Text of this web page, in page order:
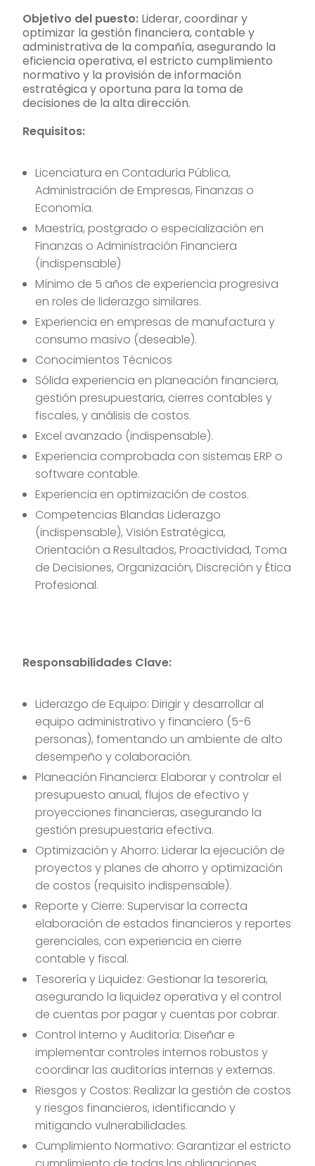
Objetivo del puesto: Liderar, coordinar y
optimizar la gestión financiera, contable y
administrativa de la compañía, asegurando la
eficiencia operativa, el estricto cumplimiento
normativo y la provisión de información
estratégica y oportuna para la toma de
decisiones de la alta dirección.
Requisitos:
Licenciatura en Contaduría Pública,
Administración de Empresas, Finanzas o
Economía.
Maestría, postgrado o especialización en
Finanzas o Administración Financiera
(indispensable)
Mínimo de 5 años de experiencia progresiva
en roles de liderazgo similares.
Experiencia en empresas de manufactura y
consumo masivo (deseable).
Conocimientos Técnicos
Sólida experiencia en planeación financiera,
gestión presupuestaria, cierres contables y
fiscales, y análisis de costos.
Excel avanzado (indispensable).
Experiencia comprobada con sistemas ERP o
software contable.
Experiencia en optimización de costos.
Competencias Blandas Liderazgo
(indispensable), Visión Estratégica,
Orientación a Resultados, Proactividad, Toma
de Decisiones, Organización, Discreción y Ética
Profesional.
Responsabilidades Clave:
Liderazgo de Equipo: Dirigir y desarrollar al
equipo administrativo y financiero (5-6
personas), fomentando un ambiente de alto
desempeño y colaboración.
Planeación Financiera: Elaborar y controlar el
presupuesto anual, flujos de efectivo y
proyecciones financieras, asegurando la
gestión presupuestaria efectiva.
Optimización y Ahorro: Liderar la ejecución de
proyectos y planes de ahorro y optimización
de costos (requisito indispensable).
Reporte y Cierre: Supervisar la correcta
elaboración de estados financieros y reportes
gerenciales, con experiencia en cierre
contable y fiscal.
Tesorería y Liquidez: Gestionar la tesorería,
asegurando la liquidez operativa y el control
de cuentas por pagar y cuentas por cobrar.
Control Interno y Auditoría: Diseñar e
implementar controles internos robustos y
coordinar las auditorías internas y externas.
Riesgos y Costos: Realizar la gestión de costos
y riesgos financieros, identificando y
mitigando vulnerabilidades.
Cumplimiento Normativo: Garantizar el estricto